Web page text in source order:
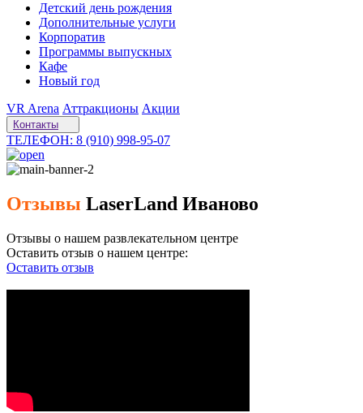
Детский день рождения
Дополнительные услуги
Корпоратив
Программы выпускных
Кафе
Новый год
VR Arena Аттракционы Акции
Контакты
ТЕЛЕФОН: 8 (910) 998-95-07
Отзывы LaserLand Иваново
Отзывы о нашем развлекательном центре
Оставить отзыв о нашем центре:
Оставить отзыв